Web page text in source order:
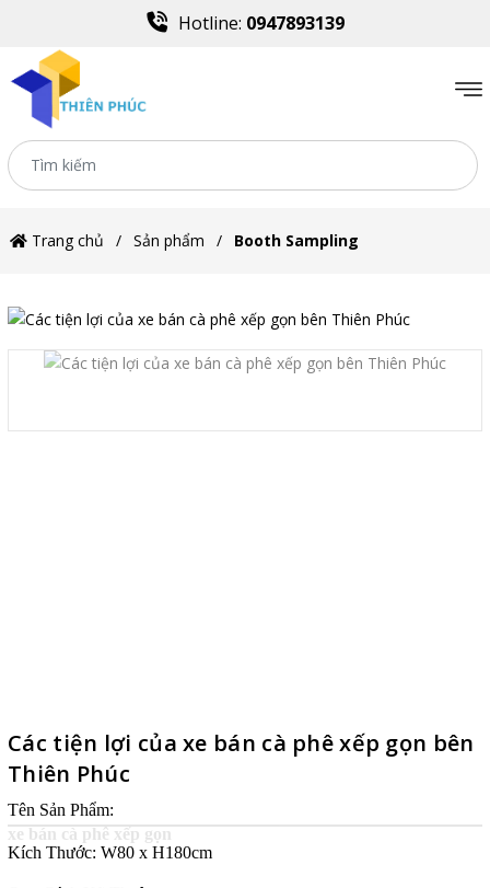
Hotline: 0947893139
Trang chủ Sản phẩm Booth Sampling
Các tiện lợi của xe bán cà phê xếp gọn bên
Thiên Phúc
Tên Sản Phẩm:
xe bán cà phê xếp gọn
Kích Thước: W80 x H180cm